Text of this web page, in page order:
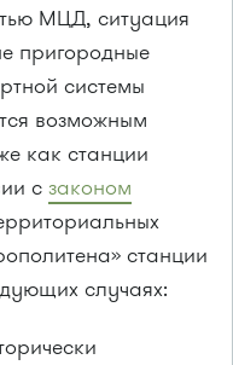
МЦД, ситуация
пригородные
системы
возможным
как станции
с законом
станции
случаях: